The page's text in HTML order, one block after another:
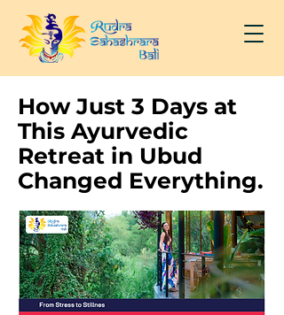
How Just 3 Days at
This Ayurvedic
Retreat in Ubud
Changed Everything.